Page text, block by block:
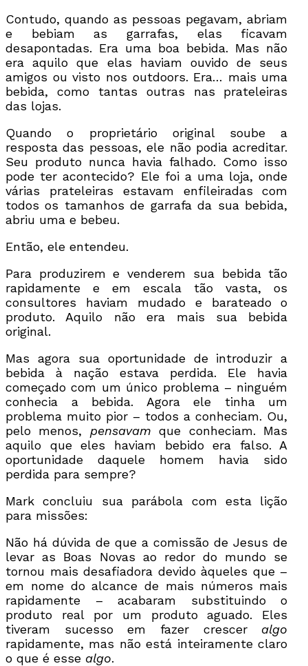
Contudo, quando as pessoas pegavam, abriam
e bebiam as garrafas, elas ficavam
desapontadas. Era uma boa bebida. Mas não
era aquilo que elas haviam ouvido de seus
amigos ou visto nos outdoors. Era… mais uma
bebida, como tantas outras nas prateleiras
das lojas.
Quando o proprietário original soube a
resposta das pessoas, ele não podia acreditar.
Seu produto nunca havia falhado. Como isso
pode ter acontecido? Ele foi a uma loja, onde
várias prateleiras estavam enfileiradas com
todos os tamanhos de garrafa da sua bebida,
abriu uma e bebeu.
Então, ele entendeu.
Para produzirem e venderem sua bebida tão
rapidamente e em escala tão vasta, os
consultores haviam mudado e barateado o
produto. Aquilo não era mais sua bebida
original.
Mas agora sua oportunidade de introduzir a
bebida à nação estava perdida. Ele havia
começado com um único problema – ninguém
conhecia a bebida. Agora ele tinha um
problema muito pior – todos a conheciam. Ou,
pelo menos, pensavam que conheciam. Mas
aquilo que eles haviam bebido era falso. A
oportunidade daquele homem havia sido
perdida para sempre?
Mark concluiu sua parábola com esta lição
para missões:
Não há dúvida de que a comissão de Jesus de
levar as Boas Novas ao redor do mundo se
tornou mais desafiadora devido àqueles que –
em nome do alcance de mais números mais
rapidamente – acabaram substituindo o
produto real por um produto aguado. Eles
tiveram sucesso em fazer crescer algo
rapidamente, mas não está inteiramente claro
o que é esse algo.